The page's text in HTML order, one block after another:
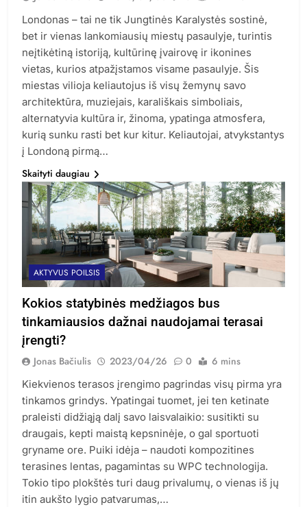
Londonas – tai ne tik Jungtinės Karalystės sostinė,
bet ir vienas lankomiausių miestų pasaulyje, turintis
neįtikėtiną istoriją, kultūrinę įvairovę ir ikonines
vietas, kurios atpažįstamos visame pasaulyje. Šis
miestas vilioja keliautojus iš visų žemynų savo
architektūra, muziejais, karališkais simboliais,
alternatyvia kultūra ir, žinoma, ypatinga atmosfera,
kurią sunku rasti bet kur kitur. Keliautojai, atvykstantys
į Londoną pirmą…
Skaityti daugiau
AKTYVUS POILSIS
Kokios statybinės medžiagos bus
tinkamiausios dažnai naudojamai terasai
įrengti?
Jonas Bačiulis 2023/04/26 0 6 mins
Kiekvienos terasos įrengimo pagrindas visų pirma yra
tinkamos grindys. Ypatingai tuomet, jei ten ketinate
praleisti didžiąją dalį savo laisvalaikio: susitikti su
draugais, kepti maistą kepsninėje, o gal sportuoti
gryname ore. Puiki idėja – naudoti kompozitines
terasines lentas, pagamintas su WPC technologija.
Tokio tipo plokštės turi daug privalumų, o vienas iš jų
itin aukšto lygio patvarumas,…